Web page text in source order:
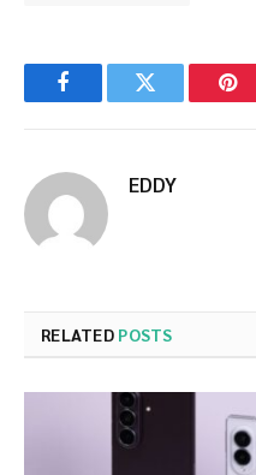
FacebookTwitter
EDDY
RELATED POSTS